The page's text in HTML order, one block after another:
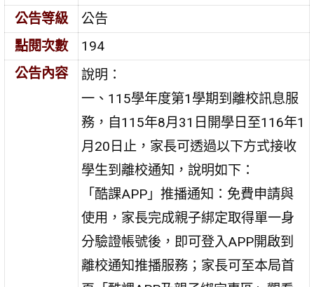
公告等級
公告
點閱次數
194
公告內容
說明：
一、115學年度第1學期到離校訊息服
務，自115年8月31日開學日至116年1
月20日止，家長可透過以下方式接收
學生到離校通知，說明如下：
「酷課APP」推播通知：免費申請與
使用，家長完成親子綁定取得單一身
分驗證帳號後，即可登入APP開啟到
離校通知推播服務；家長可至本局首